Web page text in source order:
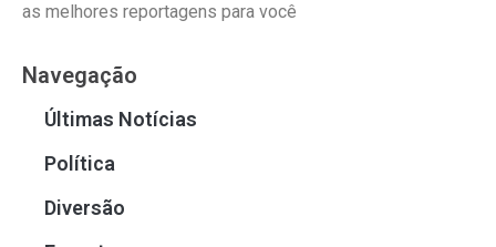
as melhores reportagens para você
Navegação
Últimas Notícias
Política
Diversão